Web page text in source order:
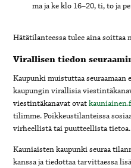
ma ja ke klo 16–20, ti, to ja
Hätätilanteessa tulee aina soittaa
Virallisen tiedon
Kaupunki muistuttaa
kaupungin virallisia
viestintäkanavat ovat
tilimme. Poikkeustilanteissa
virheellistä tai puutteellista tietoa.
Kauniaisten kaupunki seuraa
kanssa ja tiedottaa tarvittaessa